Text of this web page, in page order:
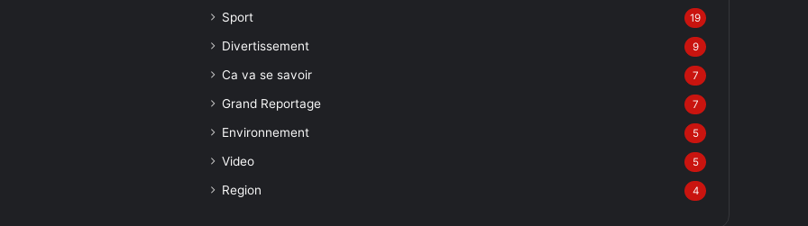
Sport 19
Divertissement 9
Ca va se savoir 7
Grand Reportage 7
Environnement 5
Video 5
Region 4